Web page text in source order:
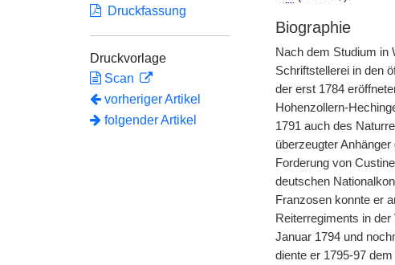
Druckfassung
Druckvorlage
Scan
vorheriger Artikel
folgender Artikel
Biographie
Nach dem Studium in
Schriftstellerei in den
der erst 1784
Hohenzollern-
1791 auch des
überzeugter
Forderung von
deutschen
Franzosen konnte er
Reiterregiments in
Januar 1794 und
diente er 1795-97